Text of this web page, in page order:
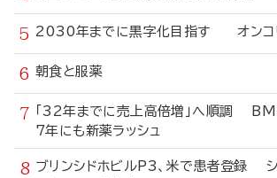
2030年までに黒字化目指す オンコ
朝食と服薬
「32年までに売上高倍増」へ順調
7年にも新薬ラッシュ
ブリンシドホビルP3、米で患者登録 シ